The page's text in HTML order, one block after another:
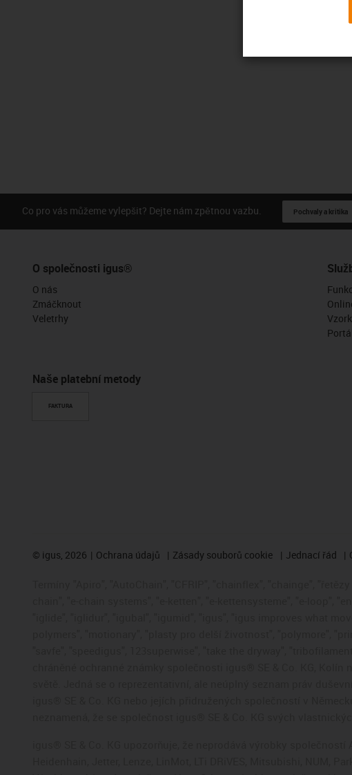
Co pro vás můžeme vylepšit? Dejte nám zpětnou vazbu. Pochvaly a kritika
O společnosti igus®
O nás
Zmáčknout
Veletrhy
Naše platební metody
FAKTURA
© igus, 2026 Ochrana údajů Zásady souborů cookie Jednací řád